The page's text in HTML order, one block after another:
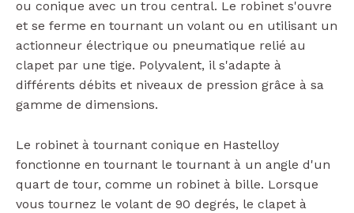
ou conique avec un trou central. Le robinet s'ouvre
et se ferme en tournant un volant ou en utilisant un
actionneur électrique ou pneumatique relié au
clapet par une tige. Polyvalent, il s'adapte à
différents débits et niveaux de pression grâce à sa
gamme de dimensions.
Le robinet à tournant conique en Hastelloy
fonctionne en tournant le tournant à un angle d'un
quart de tour, comme un robinet à bille. Lorsque
vous tournez le volant de 90 degrés, le clapet à